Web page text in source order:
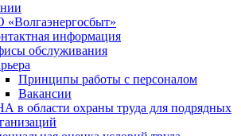
«Волгаэнергосбыт»
информация
обслуживания
Принципы работы с персоналом
Вакансии
в области охраны труда для подрядных